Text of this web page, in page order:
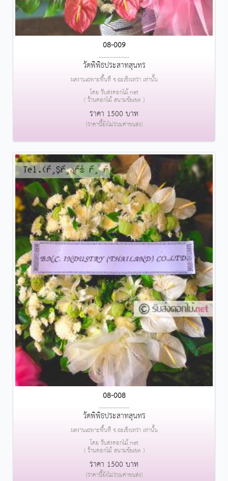
08-009
....................
วัดพิพิธประสาทสุนทร
ผลงานเฉพาะพื้นที่ จ.ฉะเชิงเทรา เท่านั้น
โดย รับส่งดอกไม้.net
( ร้านดอกไม้ สนามชัยเขต )
ราคา 1500 บาท
(ราคานี้ยังไม่รวมค่าขนส่ง)
08-008
....................
วัดพิพิธประสาทสุนทร
ผลงานเฉพาะพื้นที่ จ.ฉะเชิงเทรา เท่านั้น
โดย รับส่งดอกไม้.net
( ร้านดอกไม้ สนามชัยเขต )
ราคา 1500 บาท
(ราคานี้ยังไม่รวมค่าขนส่ง)